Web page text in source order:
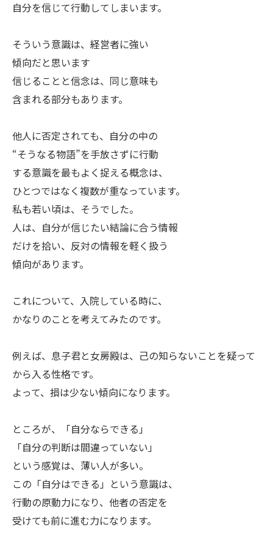
自分を信じて行動してしまいます。
そういう意識は、経営者に強い
傾向だと思います
信じることと信念は、同じ意味も
含まれる部分もあります。
他人に否定されても、自分の中の
“そうなる物語”を手放さずに行動
する意識を最もよく捉える概念は、
ひとつではなく複数が重なっています。
私も若い頃は、そうでした。
人は、自分が信じたい結論に合う情報
だけを拾い、反対の情報を軽く扱う
傾向があります。
これについて、入院している時に、
かなりのことを考えてみたのです。
例えば、息子君と女房殿は、己の知らないことを疑って
から入る性格です。
よって、損は少ない傾向になります。
ところが、「自分ならできる」
「自分の判断は間違っていない」
という感覚は、薄い人が多い。
この「自分はできる」という意識は、
行動の原動力になり、他者の否定を
受けても前に進む力になります。